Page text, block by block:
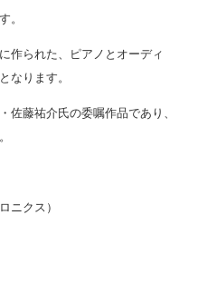
。
作られた、ピアノとオーディ
なります。
佐藤祐介氏の委嘱作品であり、
ニクス）